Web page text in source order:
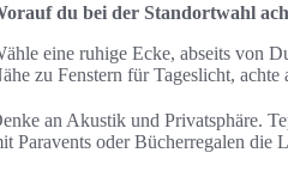
du bei der Standortwahl
eine ruhige Ecke, abseits von
zu Fenstern für Tageslicht,
an Akustik und Privatsphäre.
Paravents oder Bücherregalen die